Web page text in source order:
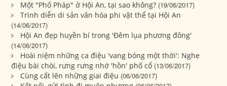
Một "Phố Pháp" ở Hội An, tại sao không? (19/06/2017)
Trình diễn di sản văn hóa phi vật thể tại Hội An
(14/06/2017)
Hội An đẹp huyền bí trong 'Đêm lụa phương đông'
(14/06/2017)
Hoài niệm những ca điệu 'vang bóng một thời': Nghe
điệu bài chòi, rưng rưng nhớ 'hồn' phố cổ (13/06/2017)
Cùng cất lên những giai điệu (06/06/2017)